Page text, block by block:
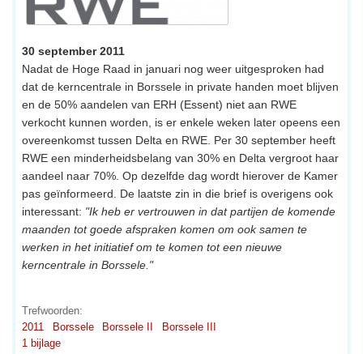
30 september 2011
Nadat de Hoge Raad in januari nog weer uitgesproken had
dat de kerncentrale in Borssele in private handen moet blijven
en de 50% aandelen van ERH (Essent) niet aan RWE
verkocht kunnen worden, is er enkele weken later opeens een
overeenkomst tussen Delta en RWE. Per 30 september heeft
RWE een minderheidsbelang van 30% en Delta vergroot haar
aandeel naar 70%. Op dezelfde dag wordt hierover de Kamer
pas geïnformeerd. De laatste zin in die brief is overigens ook
interessant: "Ik heb er vertrouwen in dat partijen de komende
maanden tot goede afspraken komen om ook samen te
werken in het initiatief om te komen tot een nieuwe
kerncentrale in Borssele."
Trefwoorden:
2011
Borssele Borssele II
Borssele III
1 bijlage